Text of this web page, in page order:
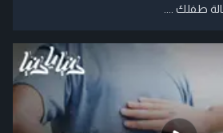
طفلك ....